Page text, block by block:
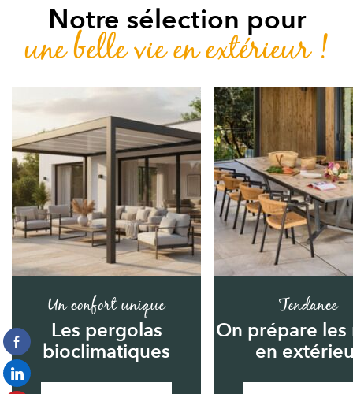
Notre sélection pour
une belle vie en extérieur !
Un confort unique
Les pergolas
bioclimatiques
Tendance
On prépare les
en